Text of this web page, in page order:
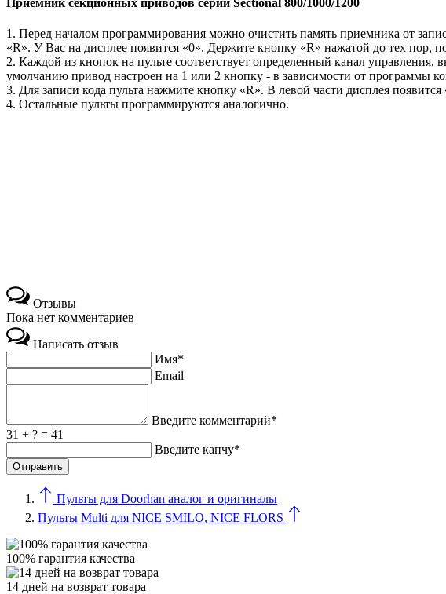
1. Перед началом программирования можно очистить память приемника от
«R». У Вас на дисплее появится «0». Держите кнопку «R» нажатой до тех пор,
2. Каждой из кнопок на пульте соответствует определенный канал
умолчанию привод настроен на 1 или 2 кнопку - в зависимости от программы
3. Для записи кода пульта нажмите кнопку «R». В левой части дисплея
4. Остальные пульты программируются аналогично.
Отзывы
Пока нет комментариев
Написать отзыв
Имя*
Email
Введите комментарий*
31 + ? = 41
Введите капчу*
Пульты для Doorhan аналог и оригиналы
Пульты Multi для NICE SMILO, NICE FLORS
100% гарантия качества
14 дней на возврат товара